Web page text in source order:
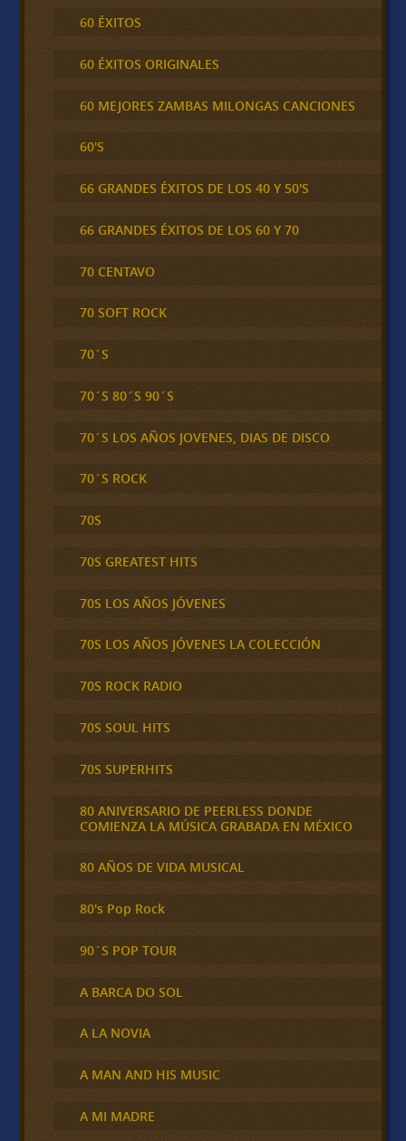
60 ÉXITOS
60 ÉXITOS ORIGINALES
60 MEJORES ZAMBAS MILONGAS CANCIONES
60'S
66 GRANDES ÉXITOS DE LOS 40 Y 50'S
66 GRANDES ÉXITOS DE LOS 60 Y 70
70 CENTAVO
70 SOFT ROCK
70´S
70´S 80´S 90´S
70´S LOS AÑOS JOVENES, DIAS DE DISCO
70´S ROCK
70S
70S GREATEST HITS
70S LOS AÑOS JÓVENES
70S LOS AÑOS JÓVENES LA COLECCIÓN
70S ROCK RADIO
70S SOUL HITS
70S SUPERHITS
80 ANIVERSARIO DE PEERLESS DONDE
COMIENZA LA MÚSICA GRABADA EN MÉXICO
80 AÑOS DE VIDA MUSICAL
80's Pop Rock
90´S POP TOUR
A BARCA DO SOL
A LA NOVIA
A MAN AND HIS MUSIC
A MI MADRE